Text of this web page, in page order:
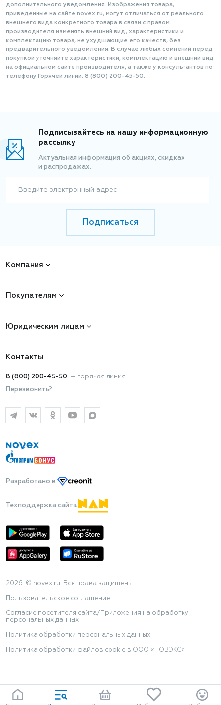
дополнительного уведомления. Изображения товара,
приведенные на сайте novex.ru, могут отличаться от реального
внешнего вида конкретного товара в связи с правом
производителя изменять внешний вид, характеристики и
комплектацию товара, не ухудшающие его качеств, без
предварительного уведомления. В случае любых сомнений перед
покупкой уточняйте характеристики, комплектацию и внешний вид
на официальном сайте производителя, а также у консультантов по
телефону Горячей линии: 8 (800) 200-45-50.
Подписывайтесь на нашу информационную
рассылку
Актуальная информация об акциях, скидках
и распродажах.
Введите электронный адрес
Подписаться
Компания
Покупателям
Юридическим лицам
Контакты
8 (800) 200-45-50 — горячая линия
Перезвонить?
Разработано в
Техподдержка сайта
2026 © novex.ru. Все права защищены
Пользовательское соглашение
Согласие посетителя сайта/Приложения на обработку
персональных данных
Политика обработки персональных данных
Политика обработки файлов cookie в ООО «НОВЭКС»